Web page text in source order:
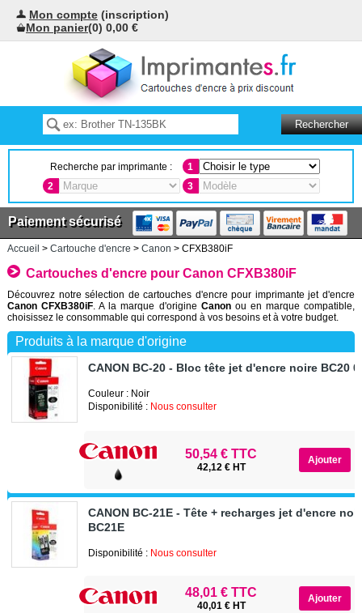
Mon compte (inscription)
Mon panier(0) 0,00 €
Recherche par imprimante :
1
2
3
Paiement sécurisé
Accueil > Cartouche d'encre > Canon > CFXB380iF
Cartouches d'encre pour Canon CFXB380iF
Découvrez notre sélection de cartouches d'encre pour imprimante jet d'encre
Canon CFXB380iF . A la marque d'origine Canonou en marque compatible,
choisissez le consommable qui correspond à vos besoins et à votre budget.
Produits à la marque d'origine
CANON BC-20 - Bloc tête jet d'encre noire BC20
Couleur : Noir
Disponibilité : Nous consulter
50,54 € TTC
42,12 € HT
CANON BC-21E - Tête + recharges jet d'encre
BC21E
Disponibilité : Nous consulter
48,01 € TTC
40,01 € HT